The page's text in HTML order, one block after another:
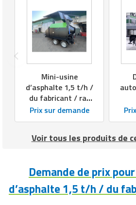
Mini-usine
d’asphalte 1,5 t/h /
du fabricant / ra-
800
Prix sur demande
Voir tous les produits de
Demande de prix
d’asphalte 1,5 t/h / du